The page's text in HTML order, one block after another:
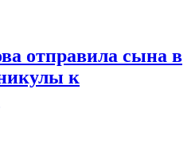
отправила сына в
к